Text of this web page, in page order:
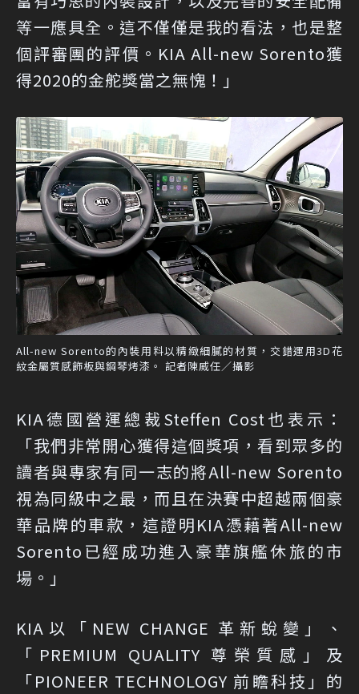
等一應具全。這不僅僅是我的看法，也是整
個評審團的評價。KIA All-new Sorento獲
得2020的金舵獎當之無愧！」
All-new Sorento的內裝用料以精緻細膩的材質，交錯運用3D花
紋金屬質感飾板與鋼琴烤漆。 記者陳威任／攝影
KIA德國營運總裁Steffen Cost也表示：
「我們非常開心獲得這個獎項，看到眾多的
讀者與專家有同一志的將All-new Sorento
視為同級中之最，而且在決賽中超越兩個豪
華品牌的車款，這證明KIA憑藉著All-new
Sorento已經成功進入豪華旗艦休旅的市
場。」
KIA以「NEW CHANGE 革新蛻變」、
「PREMIUM QUALITY 尊榮質感」及
「PIONEER TECHNOLOGY 前瞻科技」的